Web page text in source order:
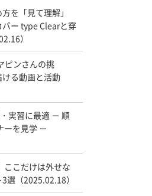
を「見て理解」
ー type Clearと穿
）
ピンさんの挑
る動画と活動
実習に最適 － 順
ーを見学 －
ここだけは外せな
選（2025.02.18）